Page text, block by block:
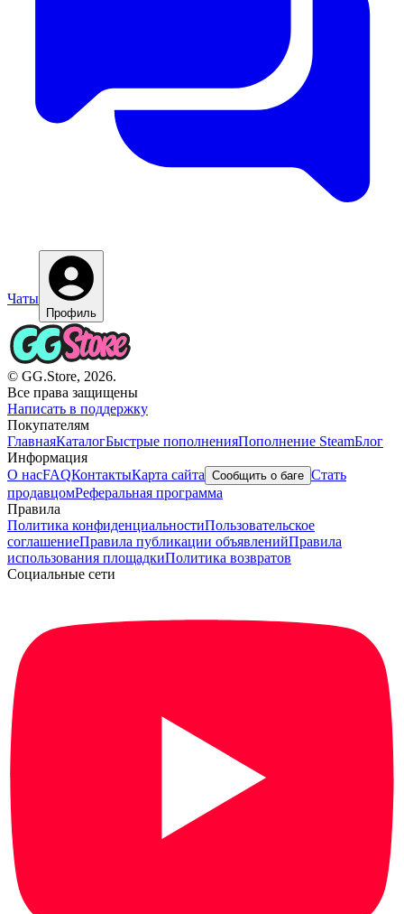
Чаты
Профиль
© GG.Store, 2026.
Все права защищены
Написать в поддержку
Покупателям
ГлавнаяКаталогБыстрые пополненияПополнение SteamБлог
Информация
О насFAQКонтактыКарта сайта Сообщить о баге Стать
продавцомРеферальная программа
Правила
Политика конфиденциальностиПользовательское
соглашениеПравила публикации объявленийПравила
использования площадкиПолитика возвратов
Социальные сети